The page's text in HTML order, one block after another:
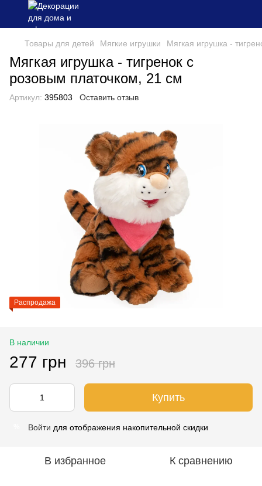
Товары для детей Мягкие игрушки Мягкая игрушка -
Мягкая игрушка - тигренок с
розовым платочком, 21 см
Артикул: 395803 Оставить отзыв
Распродажа
В наличии
277 грн 396 грн
Купить
Войти для отображения накопительной скидки
В избранное К сравнению